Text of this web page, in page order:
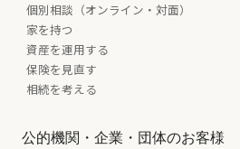
個別相談（オンライン・対面）
家を持つ
資産を運用する
保険を見直す
相続を考える
公的機関・企業・団体のお客様